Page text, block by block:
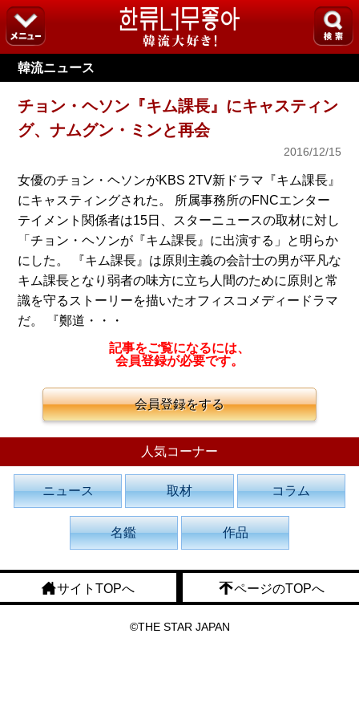
韓流ニュース
チョン・ヘソン『キム課長』にキャスティン
グ、ナムグン・ミンと再会
2016/12/15
女優のチョン・ヘソンがKBS 2TV新ドラマ『キム課長』
にキャスティングされた。 所属事務所のFNCエンター
テイメント関係者は15日、スターニュースの取材に対し
「チョン・ヘソンが『キム課長』に出演する」と明らか
にした。 『キム課長』は原則主義の会計士の男が平凡な
キム課長となり弱者の味方に立ち人間のために原則と常
識を守るストーリーを描いたオフィスコメディードラマ
だ。 『鄭道・・・
記事をご覧になるには、
会員登録が必要です。
会員登録をする
人気コーナー
ニュース 取材 コラム
名鑑 作品
サイトTOPへ ページのTOPへ
©THE STAR JAPAN